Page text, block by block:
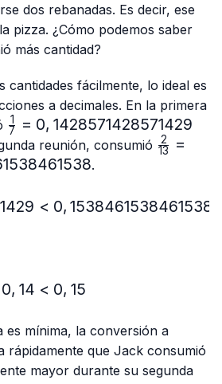
dos rebanadas. Es decir, ese
pizza. ¿Cómo podemos saber
más cantidad?
cantidades fácilmente, lo ideal es
a decimales. En la primera
\frac{1}
{7}=0,1428571428571429
7
1 = 0, 1428571428571429
reunión, consumió \frac{2}
13
2
=
.
0,1428571428571429 <
< 0, 1538461538461538
0,14 < 0,15
0, 14 < 0, 15
es mínima, la conversión a
rápidamente que Jack consumió
mayor durante su segunda